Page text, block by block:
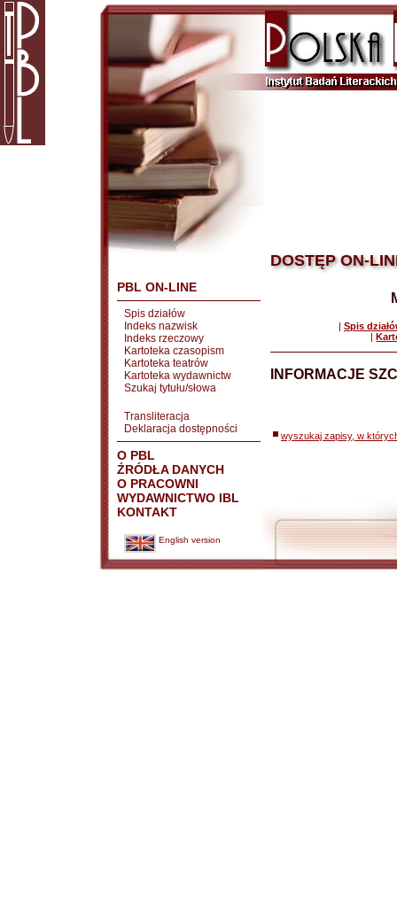
PBL ON-LINE
Spis działów
Indeks nazwisk
Indeks rzeczowy
Kartoteka czasopism
Kartoteka teatrów
Kartoteka wydawnictw
Szukaj tytułu/słowa
Transliteracja
Deklaracja dostępności
O PBL
ŹRÓDŁA DANYCH
O PRACOWNI
WYDAWNICTWO IBL
KONTAKT
English version
DOSTĘP ON-
| Spis
|
INFORMACJE
wyszukaj zapisy, w